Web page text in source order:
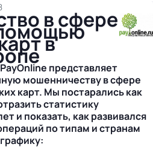
в сфере
в
представляет
мошенничеству в сфере
карт. Мы постарались как
статистику
и показать, как развивался
по типам и странам